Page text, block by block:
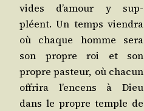
vides d’a­mour y sup­
pléent. Un temps vien­dra
où chaque homme sera
son propre roi et son
propre pas­teur, où cha­cun
offri­ra l’en­cens à Dieu
dans le propre temple de